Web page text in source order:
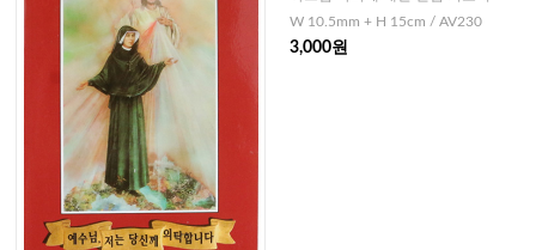
W 10.5mm + H 15cm / AV230
3,000원